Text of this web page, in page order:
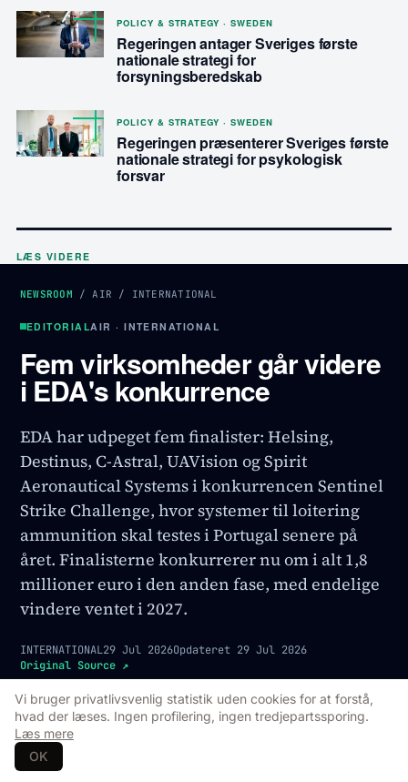
POLICY & STRATEGY · SWEDEN
Regeringen antager Sveriges første
nationale strategi for
forsyningsberedskab
POLICY & STRATEGY · SWEDEN
Regeringen præsenterer Sveriges første
nationale strategi for psykologisk
forsvar
LÆS VIDERE
NEWSROOM /AIR / INTERNATIONAL
EDITORIALAIR · INTERNATIONAL
Fem virksomheder går videre
i EDA's konkurrence
EDA har udpeget fem finalister: Helsing,
Destinus, C-Astral, UAVision og Spirit
Aeronautical Systems i konkurrencen Sentinel
Strike Challenge, hvor systemer til loitering
ammunition skal testes i Portugal senere på
året. Finalisterne konkurrerer nu om i alt 1,8
millioner euro i den anden fase, med endelige
vindere ventet i 2027.
INTERNATIONAL29 Jul 2026Opdateret 29 Jul 2026
Original Source ↗
Vi bruger privatlivsvenlig statistik uden cookies for at forstå,
hvad der læses. Ingen profilering, ingen tredjepartssporing.
Læs mere
OK